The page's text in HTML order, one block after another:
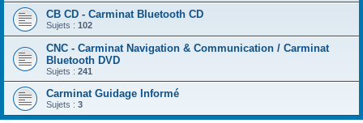
CB CD - Carminat Bluetooth CD
Sujets : 102
CNC - Carminat Navigation & Communication / Carminat
Bluetooth DVD
Sujets : 241
Carminat Guidage Informé
Sujets : 3